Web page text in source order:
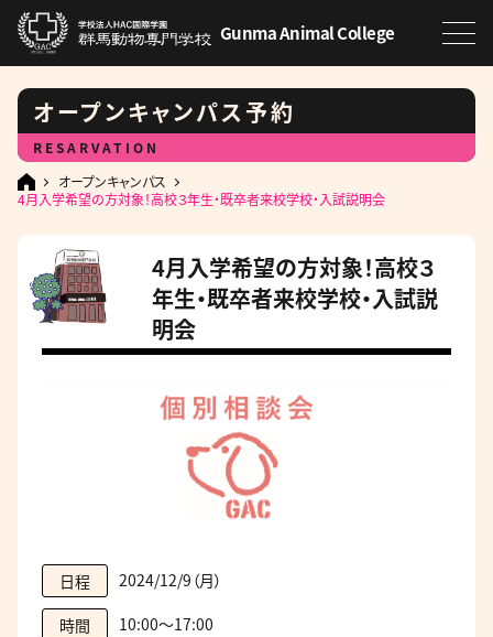
Gunma Animal College
オープンキャンパス予約
RESARVATION
オープンキャンパス
4月入学希望の方対象！高校３年生・既卒者来校学校・入試説明会
4月入学希望の方対象！高校３
年生・既卒者来校学校・入試説
明会
日程 2024/12/9（月）
時間 10:00～17:00